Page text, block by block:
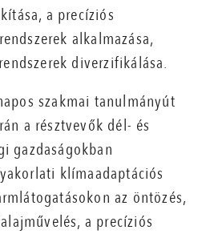
a precíziós
alkalmazása,
diverzifikálása.
szakmai tanulmányút
a résztvevők dél- és
gazdaságokban
klímaadaptációs
az öntözés,
a precíziós